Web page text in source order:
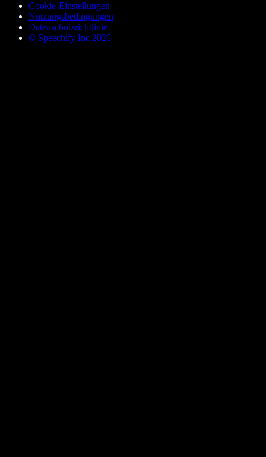
Cookie-Einstellungen
Nutzungsbedingungen
Datenschutzrichtlinie
© Speechify Inc 2026